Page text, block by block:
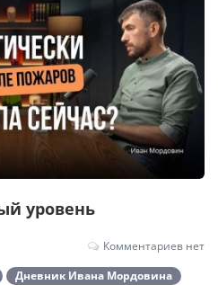
уровень
Комментариев нет
Дневник Ивана Мордовина